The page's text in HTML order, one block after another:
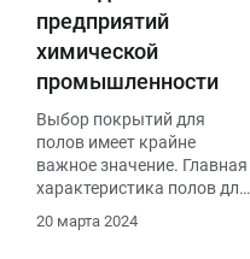
предприятий
химической
промышленности
Выбор покрытий для
полов имеет крайне
важное значение. Главная
характеристика полов для
промышленности –
20 марта 2024